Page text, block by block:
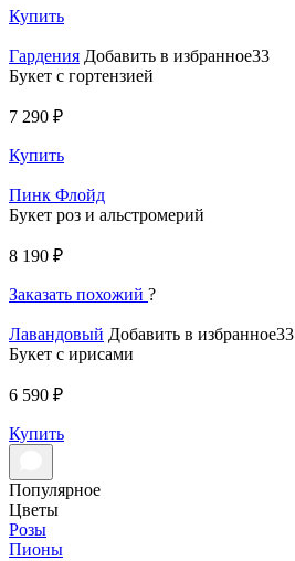
Купить
Гардения Добавить в избранное33
Букет с гортензией
7 290 ₽
Купить
Пинк Флойд
Букет роз и альстромерий
8 190 ₽
Заказать похожий ?
Лавандовый Добавить в избранное33
Букет с ирисами
6 590 ₽
Купить
Популярное
Цветы
Розы
Пионы